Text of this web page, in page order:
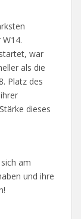
war
als die
Platz des
dieses
am
und ihre